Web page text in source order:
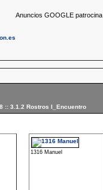
Anuncios GOOGLE
:: 3.1.2 Rostros I_Encuentro
1316 Manuel